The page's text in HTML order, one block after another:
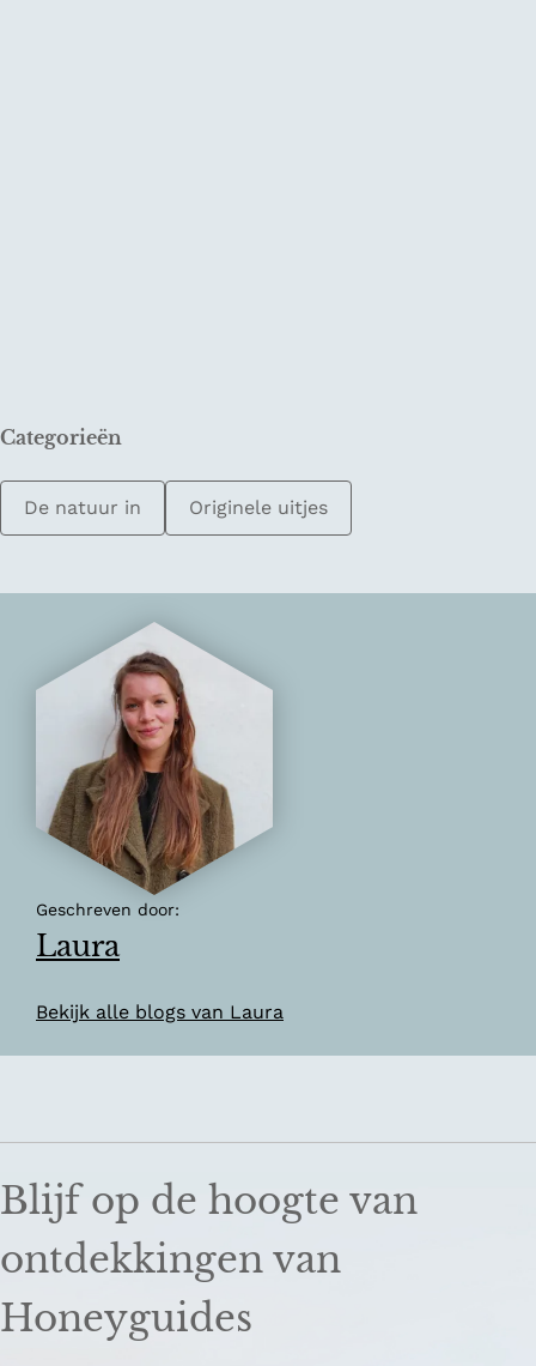
Categorieën
De natuur in Originele uitjes
Geschreven door:
Laura
Bekijk alle blogs van Laura
Blijf op de hoogte van
ontdekkingen van
Honeyguides